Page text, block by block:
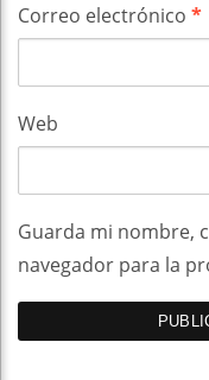
Correo electrónico *
Web
Guarda mi nombre,
navegador para la